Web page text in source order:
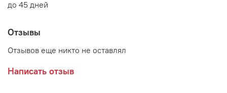
до 45 дней
Отзывы
Отзывов еще никто не оставлял
Написать отзыв